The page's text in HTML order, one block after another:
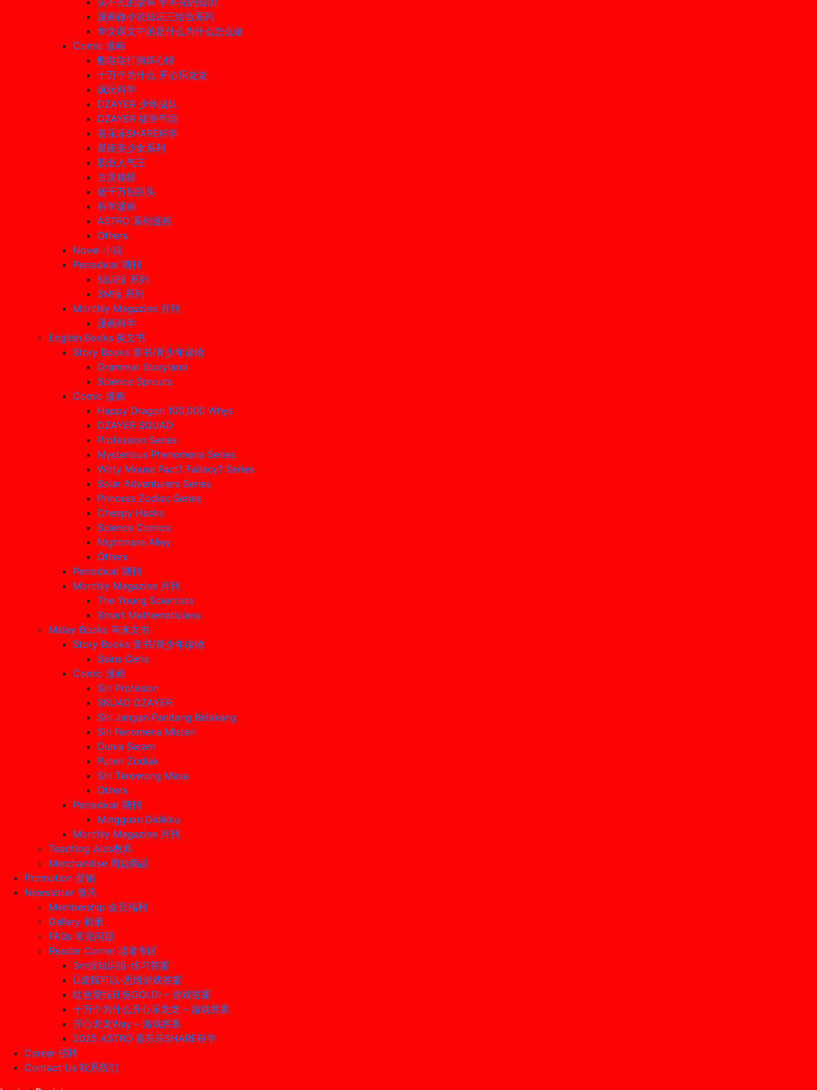
漫画微小说知识三结合系列
华文课文中的是什么为什么怎么做
Comic 漫画
酷哒哒打倒坏心情
十万个为什么 开心乐龙龙
疯玩科学
DZAYER 少年战队
DZAYER 猛兽帝国
喜乐乐SHARE科学
星座美少女系列
职业人气王
古灵精怪
嘘千万别回头
科学漫画
ASTRO 系列漫画
Others
Novel 小说
Periodical 期刊
知识报 系列
3M报 系列
Monthly Magazine 月刊
漫画科学
English Books 英文书
Story Books 童书/青少年读物
Grammar Storyland
Science Sprouts
Comic 漫画
Happy Dragon 100,000 Whys
DZAYER SQUAD
Profession Series
Mysterious Phenomena Series
Witty Mouse Fact? Fallacy? Series
Solar Adventurers Series
Princess Zodiac Series
Cheepy Hacks
Science Comics
Nightmare Alley
Others
Periodical 期刊
Monthly Magazine 月刊
The Young Scientists
Smart Mathematicians
Malay Books 马来文书
Story Books 童书/青少年读物
Sains Ceria
Comic 漫画
Siri Profesion
SKUAD DZAYER
Siri Jangan Pandang Belakang
Siri Fenomena Misteri
Dunia Seram
Puteri Zodiak
Siri Terowong Masa
Others
Periodical 期刊
Mingguan Didikku
Monthly Magazine 月刊
Teaching Aids教具
Merchandise 周边商品
Promotion 促销
Newsletter 资讯
Membership 会员福利
Gallery 相册
FAQs 常见问题
Reader Corner 读者专区
3m报知识报-练习答案
Ü虎我可以-思维游戏答案
红色警报旺兔GOLD! – 游戏答案
十万个为什么开心乐龙龙 – 游戏答案
开心龙龙Way – 游戏答案
2025 ASTRO 喜乐乐SHARE科学
Career 招聘
Contact Us 联系我们